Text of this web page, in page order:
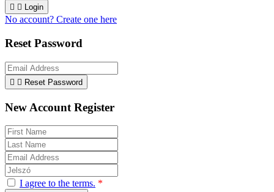
  Login
No account? Create one here
Reset Password
  Reset Password
New Account Register
I agree to the terms. *